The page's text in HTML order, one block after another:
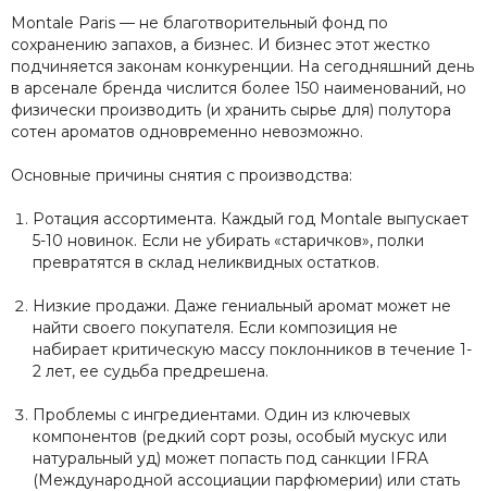
Montale Paris — не благотворительный фонд по
сохранению запахов, а бизнес. И бизнес этот жестко
подчиняется законам конкуренции. На сегодняшний день
в арсенале бренда числится более 150 наименований, но
физически производить (и хранить сырье для) полутора
сотен ароматов одновременно невозможно.
Основные причины снятия с производства:
Ротация ассортимента. Каждый год Montale выпускает
5-10 новинок. Если не убирать «старичков», полки
превратятся в склад неликвидных остатков.
Низкие продажи. Даже гениальный аромат может не
найти своего покупателя. Если композиция не
набирает критическую массу поклонников в течение 1-
2 лет, ее судьба предрешена.
Проблемы с ингредиентами. Один из ключевых
компонентов (редкий сорт розы, особый мускус или
натуральный уд) может попасть под санкции IFRA
(Международной ассоциации парфюмерии) или стать